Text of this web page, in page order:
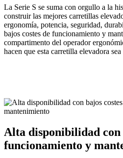
La Serie S se suma con orgullo a la
construir las mejores carretillas
ergonomía, potencia, seguridad,
bajos costes de funcionamiento y
compartimento del operador
hacen que esta carretilla elevadora
Alta disponibilidad con
funcionamiento y